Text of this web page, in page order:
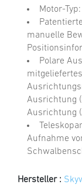
Motor-
manuelle
Polare
Ausrichtung
Ausrichtung
Aufnahme
Hersteller :